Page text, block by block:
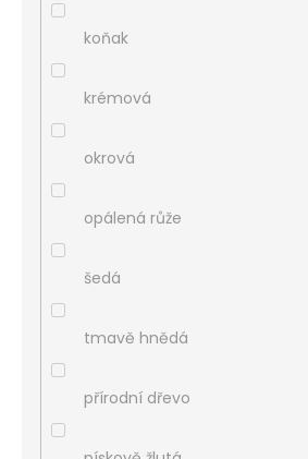
koňak
krémová
okrová
opálená růže
šedá
tmavě hnědá
přírodní dřevo